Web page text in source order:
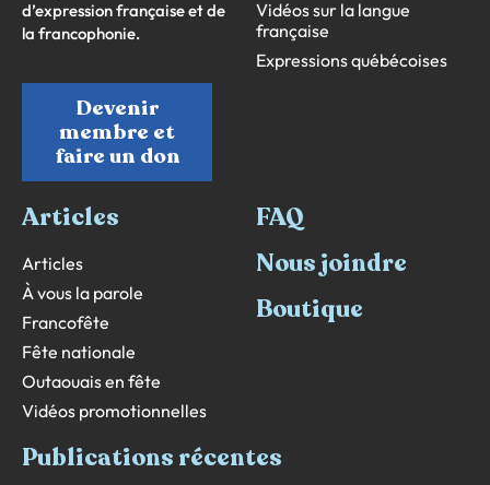
d’expression française et de
la francophonie.
Devenir
membre et
faire un don
Vidéos sur la langue
française
Expressions québécoises
Articles
Articles
À vous la parole
Francofête
Fête nationale
Outaouais en fête
Vidéos promotionnelles
FAQ
Nous joindre
Boutique
Publications récentes